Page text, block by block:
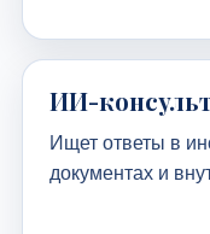
ИИ-
Ищет ответы в
документах и